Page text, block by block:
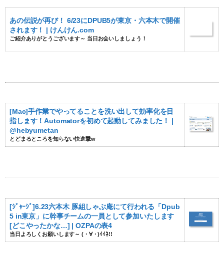
あの伝説が再び！ 6/23にDPUB5が東京・六本木で開催
されます！ | けんけん.com
ご紹介ありがとうございます～ 当日お会いしましょう！
[Mac]手作業でやってることを洗い出して効率化を目
指します！Automatorを初めて起動してみました！ |
@hebyumetan
とどまるところを知らない快進撃w
[ｼﾞｬｰｼﾞ]6.23六本木 豚組しゃぶ庵にて行われる「Dpub
5 in東京」に幹事チームの一員として参加いたします
[どこやったかな…] | OZPAの表4
当日よろしくお願いします～ (・∀・)ｲｲﾈ!!